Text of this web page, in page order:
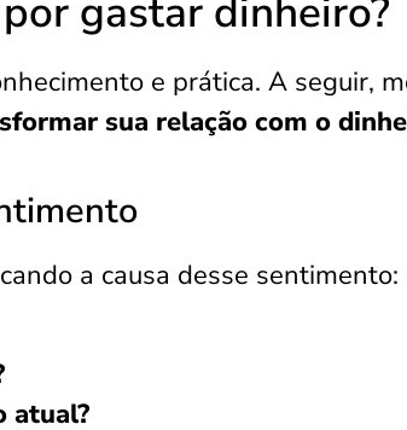
gastar dinheiro?
e prática. A seguir,
sua relação com o
a causa desse sentimento:
atual?